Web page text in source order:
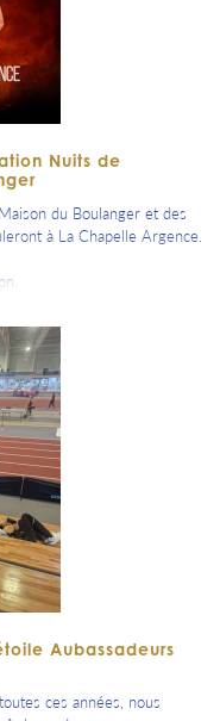
Nuits de
du Boulanger et des
à La Chapelle Argence.
comme l'un des porte-
unique, il mêle
dorées. Son univers
habités et visuels
Jeune Lion s'impose
rap ivoirienne. Après
parisiennes sold out à
: Babylone Brûle.
Aubassadeurs
ces années, nous